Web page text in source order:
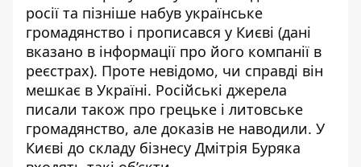
росії та пізніше набув українське
громадянство і прописався у Києві (дані
вказано в інформації про його компанії в
реєстрах). Проте невідомо, чи справді він
мешкає в Україні. Російські джерела
писали також про грецьке і литовське
громадянство, але доказів не наводили. У
Києві до складу бізнесу Дмітрія Буряка